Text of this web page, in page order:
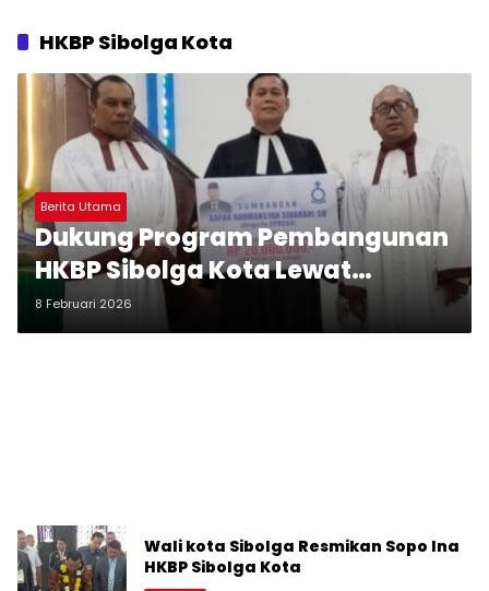
HKBP Sibolga Kota
Berita Utama
Dukung Program Pembangunan
HKBP Sibolga Kota Lewat
Sumbangan Dana, Majelis
Doakan Rahmansyah Sibarani
8 Februari 2026
Wali kota Sibolga Resmikan Sopo Ina
HKBP Sibolga Kota